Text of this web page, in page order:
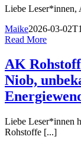
Liebe Leser*innen,
Maike2026-03-
Read More
AK
Niob,
Liebe Leser*innen
Rohstoffe [...]